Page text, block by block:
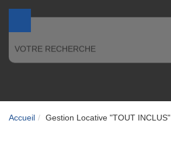
Accueil Gestion Locative "TOUT INCLUS" !!